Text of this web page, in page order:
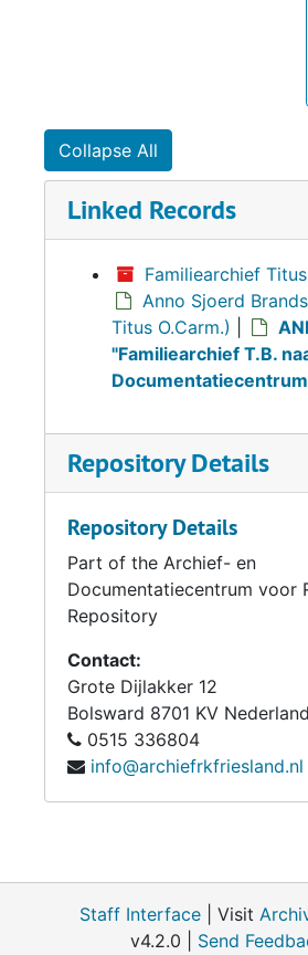
Collapse All
Linked Records
Familiearchief
Anno Sjoerd
Titus O.Carm.)
"Familiearchief T.B.
Repository Details
Repository Details
Part of the Archief- en
Documentatiecentrum voor
Repository
Contact:
Grote Dijlakker 12
Bolsward 8701 KV Nederland
0515 336804
info@archiefrkfriesland.nl
Staff Interface | Visit
v4.2.0 | Send